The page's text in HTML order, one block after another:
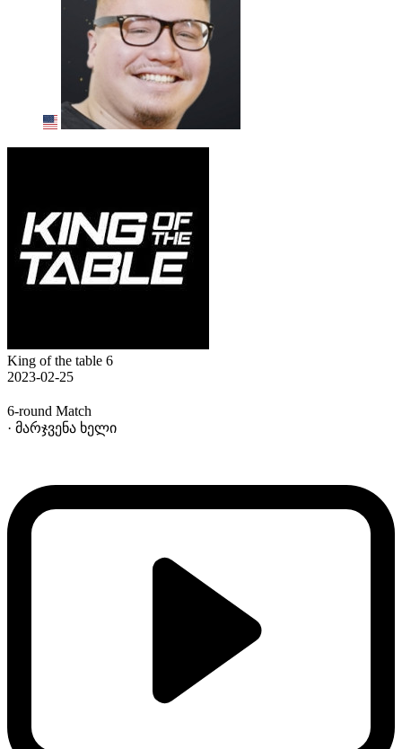
King of the table 6
2023-02-25
6-round Match
· მარჯვენა ხელი